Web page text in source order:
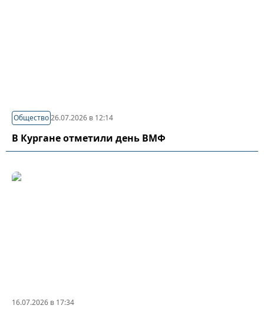
Общество26.07.2026 в 12:14
В Кургане отметили день ВМФ
16.07.2026 в 17:34